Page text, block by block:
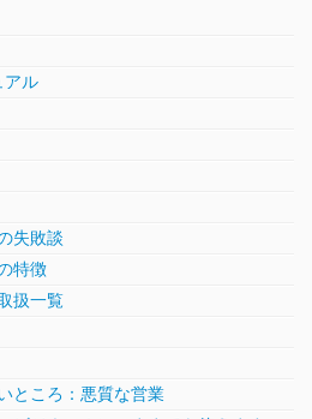
アル
失敗談
特徴
扱一覧
ところ：悪質な営業